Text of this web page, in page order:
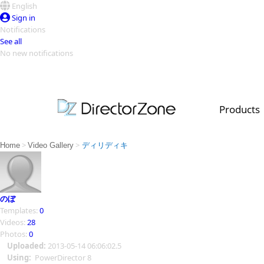
English
Sign in
Notifications
See all
No new notifications
Products
PowerDirector
PowerDirector
Video Contest Gallery
Top Templates
Creators
Home > Video Gallery > ディリディキ
のぼ
Templates: 0
Videos: 28
Photos: 0
Uploaded: 2013-05-14 06:06:02.5
Using: PowerDirector 8